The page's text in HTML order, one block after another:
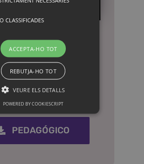
CONMIGO
CONTACTAR
PEDAGÓGICO
CLASSIFICADES
ACCEPTA-HO TOT
REBUTJA-HO TOT
VEURE ELS DETALLS
POWERED BY COOKIESCRIPT